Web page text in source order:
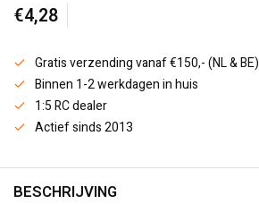
€4,28
Gratis verzending vanaf €150,- (NL & BE)
Binnen 1-2 werkdagen in huis
1:5 RC dealer
Actief sinds 2013
BESCHRIJVING